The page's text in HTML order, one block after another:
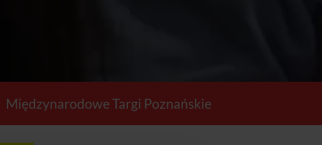
Międzynarodowe Targi Poznańskie